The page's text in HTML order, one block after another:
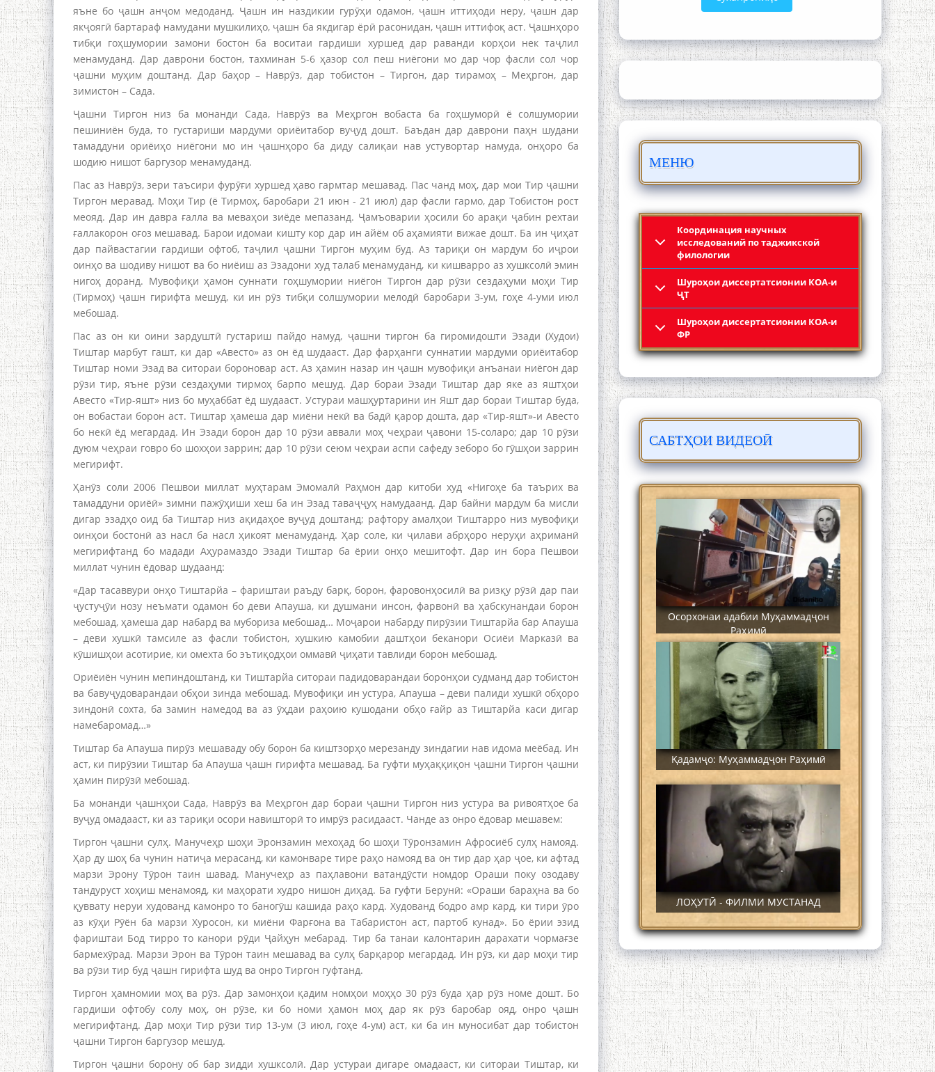
яъне бо ҷашн анҷом медоданд. Ҷашн ин наздикии гурӯҳи одамон, ҷашн иттиҳоди неру, ҷашн дар
якҷоягӣ бартараф намудани мушкилиҳо, ҷашн ба якдигар ёрӣ расонидан, ҷашн иттифоқ аст. Ҷашнҳоро
тибқи гоҳшумории замони бостон ба воситаи гардиши хуршед дар раванди корҳои нек таҷлил
менамуданд. Дар даврони бостон, тахминан 5-6 ҳазор сол пеш ниёгони мо дар чор фасли сол чор
ҷашни муҳим доштанд. Дар баҳор – Наврӯз, дар тобистон – Тиргон, дар тирамоҳ – Меҳргон, дар
зимистон – Сада.
Ҷашни Тиргон низ ба монанди Сада, Наврӯз ва Меҳргон вобаста ба гоҳшуморӣ ё солшумории
пешиниён буда, то густариши мардуми ориёитабор вуҷуд дошт. Баъдан дар даврони паҳн шудани
тамаддуни ориёиҳо ниёгони мо ин ҷашнҳоро ба диду салиқаи нав устувортар намуда, онҳоро ба
шодию нишот баргузор менамуданд.
Пас аз Наврӯз, зери таъсири фурӯғи хуршед ҳаво гармтар мешавад. Пас чанд моҳ, дар мои Тир ҷашни
Тиргон меравад. Моҳи Тир (ё Тирмоҳ, баробари 21 июн - 21 июл) дар фасли гармо, дар Тобистон рост
меояд. Дар ин давра ғалла ва меваҳои зиёде мепазанд. Ҷамъоварии ҳосили бо арақи ҷабин рехтаи
ғаллакорон оғоз мешавад. Барои идомаи кишту кор дар ин айём об аҳамияти вижае дошт. Ба ин ҷиҳат
дар пайвастагии гардиши офтоб, таҷлил ҷашни Тиргон муҳим буд. Аз тариқи он мардум бо иҷрои
оинҳо ва шодиву нишот ва бо ниёиш аз Эзадони худ талаб менамуданд, ки кишварро аз хушксолӣ эмин
нигоҳ доранд. Мувофиқи ҳамон суннати гоҳшумории ниёгон Тиргон дар рӯзи сездаҳуми моҳи Тир
(Тирмоҳ) ҷашн гирифта мешуд, ки ин рӯз тибқи солшумории мелодӣ баробари 3-ум, гоҳе 4-уми июл
мебошад.
Пас аз он ки оини зардуштӣ густариш пайдо намуд, ҷашни тиргон ба гиромидошти Эзади (Худои)
Тиштар марбут гашт, ки дар «Авесто» аз он ёд шудааст. Дар фарҳанги суннатии мардуми ориёитабор
Тиштар номи Эзад ва ситораи бороновар аст. Аз ҳамин назар ин ҷашн мувофиқи анъанаи ниёгон дар
рӯзи тир, яъне рӯзи сездаҳуми тирмоҳ барпо мешуд. Дар бораи Эзади Тиштар дар яке аз яштҳои
Авесто «Тир-яшт» низ бо муҳаббат ёд шудааст. Устураи машҳуртарини ин Яшт дар бораи Тиштар буда,
он вобастаи борон аст. Тиштар ҳамеша дар миёни некӣ ва бадӣ қарор дошта, дар «Тир-яшт»-и Авесто
бо некӣ ёд мегардад. Ин Эзади борон дар 10 рӯзи аввали моҳ чеҳраи ҷавони 15-соларо; дар 10 рӯзи
дуюм чеҳраи говро бо шохҳои заррин; дар 10 рӯзи сеюм чеҳраи аспи сафеду зеборо бо гӯшҳои заррин
мегирифт.
Ҳанӯз соли 2006 Пешвои миллат муҳтарам Эмомалӣ Раҳмон дар китоби худ «Нигоҳе ба таърих ва
тамаддуни ориёӣ» зимни пажӯҳиши хеш ба ин Эзад таваҷҷуҳ намудаанд. Дар байни мардум ба мисли
дигар эзадҳо оид ба Тиштар низ ақидаҳое вуҷуд доштанд; рафтору амалҳои Тиштарро низ мувофиқи
оинҳои бостонӣ аз насл ба насл ҳикоят менамуданд. Ҳар соле, ки ҷилави абрҳоро неруҳи аҳриманӣ
мегирифтанд бо мадади Аҳурамаздо Эзади Тиштар ба ёрии онҳо мешитофт. Дар ин бора Пешвои
миллат чунин ёдовар шудаанд:
«Дар тасаввури онҳо Тиштарйа – фариштаи раъду барқ, борон, фаровонҳосилӣ ва ризқу рӯзӣ дар паи
ҷустуҷӯи нозу неъмати одамон бо деви Апауша, ки душмани инсон, фарвонӣ ва ҳабскунандаи борон
мебошад, ҳамеша дар набард ва мубориза мебошад… Моҷарои набарду пирӯзии Тиштарйа бар Апауша
– деви хушкӣ тамсиле аз фасли тобистон, хушкию камобии даштҳои беканори Осиёи Марказӣ ва
кӯшишҳои асотирие, ки омехта бо эътиқодҳои оммавӣ ҷиҳати тавлиди борон мебошад.
Ориёиён чунин мепиндоштанд, ки Тиштарйа ситораи падидоварандаи боронҳои судманд дар тобистон
ва бавуҷудоварандаи обҳои зинда мебошад. Мувофиқи ин устура, Апауша – деви палиди хушкӣ обҳоро
зиндонӣ сохта, ба замин намедод ва аз ӯҳдаи раҳоию кушодани обҳо ғайр аз Тиштарйа каси дигар
намебаромад…»
Тиштар ба Апауша пирӯз мешаваду обу борон ба киштзорҳо мерезанду зиндагии нав идома меёбад. Ин
аст, ки пирӯзии Тиштар ба Апауша ҷашн гирифта мешавад. Ба гуфти муҳаққиқон ҷашни Тиргон ҷашни
ҳамин пирӯзӣ мебошад.
Ба монанди ҷашнҳои Сада, Наврӯз ва Меҳргон дар бораи ҷашни Тиргон низ устура ва ривоятҳое ба
вуҷуд омадааст, ки аз тариқи осори навишторӣ то имрӯз расидааст. Чанде аз онро ёдовар мешавем:
Тиргон ҷашни сулҳ. Манучеҳр шоҳи Эронзамин мехоҳад бо шоҳи Тӯронзамин Афросиёб сулҳ намояд.
Ҳар ду шоҳ ба чунин натиҷа мерасанд, ки камонваре тире раҳо намояд ва он тир дар ҳар ҷое, ки афтад
марзи Эрону Тӯрон таин шавад. Манучеҳр аз паҳлавони ватандӯсти номдор Ораши поку озодаву
тандуруст хоҳиш менамояд, ки маҳорати худро нишон диҳад. Ба гуфти Берунӣ: «Ораши бараҳна ва бо
қуввату неруи худованд камонро то баногӯш кашида раҳо кард. Худованд бодро амр кард, ки тири ӯро
аз кӯҳи Рӯён ба марзи Хуросон, ки миёни Фарғона ва Табаристон аст, партоб кунад». Бо ёрии эзид
фариштаи Бод тирро то канори рӯди Ҷайҳун мебарад. Тир ба танаи калонтарин дарахати чормағзе
бармехӯрад. Марзи Эрон ва Тӯрон таин мешавад ва сулҳ барқарор мегардад. Ин рӯз, ки дар моҳи тир
ва рӯзи тир буд ҷашн гирифта шуд ва онро Тиргон гуфтанд.
Тиргон ҳамномии моҳ ва рӯз. Дар замонҳои қадим номҳои моҳҳо 30 рӯз буда ҳар рӯз номе дошт. Бо
гардиши офтобу солу моҳ, он рӯзе, ки бо номи ҳамон моҳ дар як рӯз баробар ояд, онро ҷашн
мегирифтанд. Дар моҳи Тир рӯзи тир 13-ум (3 июл, гоҳе 4-ум) аст, ки ба ин муносибат дар тобистон
ҷашни Тиргон баргузор мешуд.
Тиргон ҷашни борону об бар зидди хушксолӣ. Дар устураи дигаре омадааст, ки ситораи Тиштар, ки
МЕНЮ
Координация научных
исследований по таджикской
филологии
Шyроҳои диссертатсионии КОА-и
ҶТ
Шyроҳои диссертатсионии КОА-и
ФР
САБТҲОИ ВИДЕОӢ
ШАРҲИ МУЛОҚОТ БО АҲЛИ ИЛМ ВА
МАОРИФИ КИШВАР АЗ ҶОНИБИ
БО 4 000 000 СОМОНӢ ПАЙКАРА ВА
СОХТА ШУД!
Кадамчо Худои Шарифзода
Сайре дар Осорхона Муҳаммадҷон
Раҳимӣ
Осорхонаи адабии Муҳаммадҷон
Раҳимӣ
Қадамҷо: Муҳаммадҷон Раҳимӣ
ЛОҲУТӢ - ФИЛМИ МУСТАНАД
Қадамҷо - Лоҳутӣ